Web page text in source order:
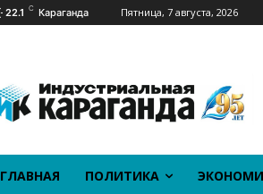
22.1 C Караганда Пятница, 7 августа, 2026
ГЛАВНАЯ ПОЛИТИКА